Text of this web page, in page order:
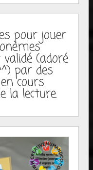
pour jouer
(adoré
par des
cours
la lecture.